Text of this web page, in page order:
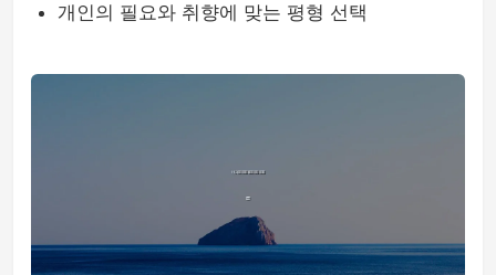
개인의 필요와 취향에 맞는 평형 선택